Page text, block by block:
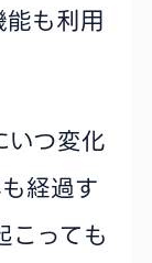
も利用
いつ変化
経過す
こっても